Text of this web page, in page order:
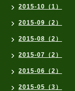
2015-10（1）
2015-09（2）
2015-08（2）
2015-07（2）
2015-06（2）
2015-05（3）